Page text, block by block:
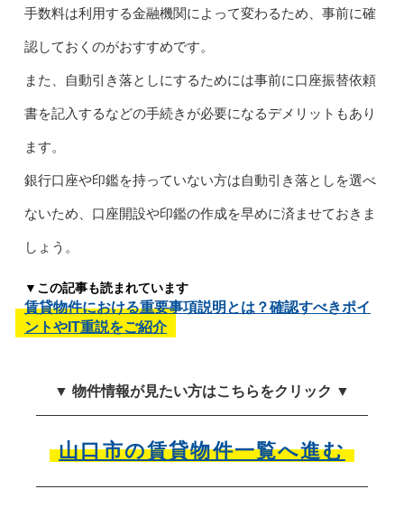
手数料は利用する金融機関によって変わるため、事前に確
認しておくのがおすすめです。
また、自動引き落としにするためには事前に口座振替依頼
書を記入するなどの手続きが必要になるデメリットもあり
ます。
銀行口座や印鑑を持っていない方は自動引き落としを選べ
ないため、口座開設や印鑑の作成を早めに済ませておきま
しょう。
▼この記事も読まれています
賃貸物件における重要事項説明とは？確認すべきポイ
ントやIT重説をご紹介
▼ 物件情報が見たい方はこちらをクリック ▼
山口市の賃貸物件一覧へ進む